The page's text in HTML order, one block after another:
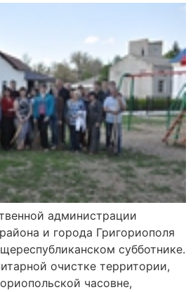
администрации
и города Григориополя
субботнике.
очистке территории,
часовне,